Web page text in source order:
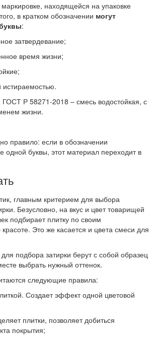
маркировке, находящейся на упаковке
в кратком обозначении могут
:
затвердевание;
время жизни;
ГОСТ Р 58271-2018 – смесь водостойкая, с
жизни.
правило: если в обозначении
одной буквы, этот материал переходит в
главным критерием для выбора
Безусловно, на вкус и цвет товарищей
подбирает плитку по своим
Это же касается и цвета смеси для
подбора затирки берут с собой образец
выбрать нужный оттенок.
следующие правила:
Создает эффект одной цветовой
плитки, позволяет добиться
покрытия;